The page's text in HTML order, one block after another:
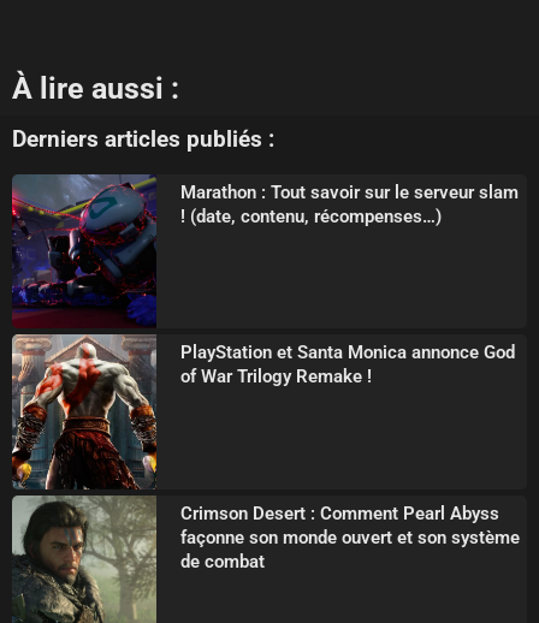
À lire aussi :
Derniers articles publiés :
Marathon : Tout savoir sur le serveur slam
! (date, contenu, récompenses…)
PlayStation et Santa Monica annonce God
of War Trilogy Remake !
Crimson Desert : Comment Pearl Abyss
façonne son monde ouvert et son système
de combat